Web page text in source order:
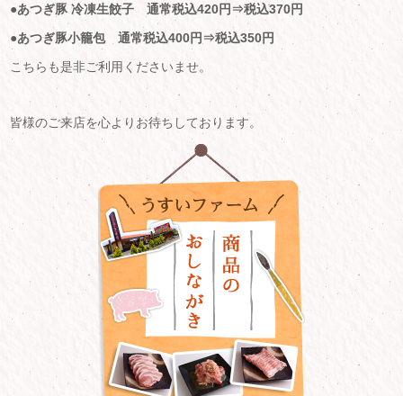
●あつぎ豚 冷凍生餃子 通常税込420円⇒税込370円
●あつぎ豚小籠包 通常税込400円⇒税込350円
こちらも是非ご利用くださいませ。
皆様のご来店を心よりお待ちしております。